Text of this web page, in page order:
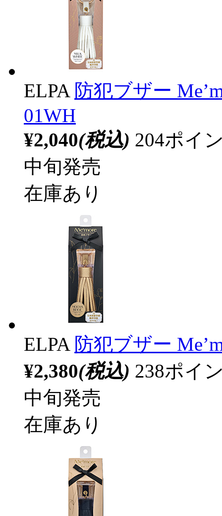
ELPA 防犯ブザー
01WH
¥2,040(税込) 204ポイ
中旬発売
在庫あり
ELPA 防犯ブザー
¥2,380(税込) 238ポイ
中旬発売
在庫あり